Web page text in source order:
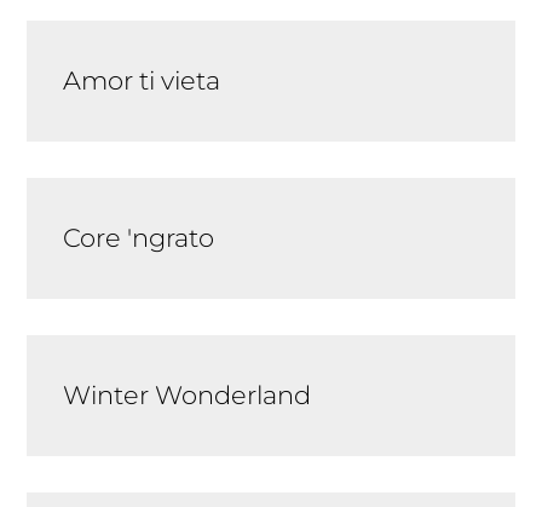
Amor ti vieta
Core 'ngrato
Winter Wonderland